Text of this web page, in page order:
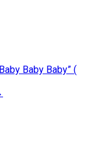
Baby Baby” (